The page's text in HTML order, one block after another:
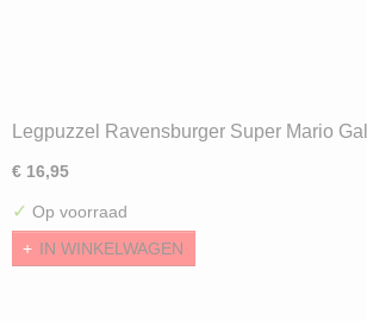
Legpuzzel Ravensburger Super Mario
€ 16,95
✓ Op voorraad
IN WINKELWAGEN